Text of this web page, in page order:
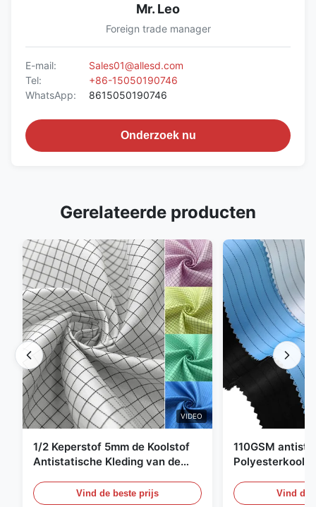
Mr. Leo
Foreign trade manager
E-mail:
Sales01@allesd.com
Tel:
+86-15050190746
WhatsApp:
8615050190746
Onderzoek nu
Gerelateerde producten
VIDEO
1/2 Keperstof 5mm de Koolstof
Antistatische Kleding van de
Vind de beste prijs
110GSM
Vind de